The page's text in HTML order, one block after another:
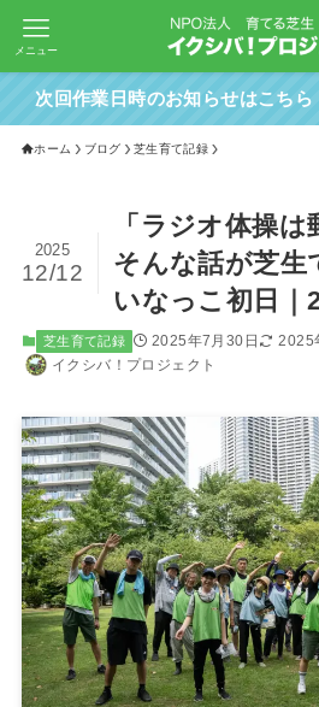
メニュー
次回作業日時のお知らせはこちら
ホーム ブログ 芝生育て記録
「ラジオ体操
そんな話が芝生
いなっこ初日｜
2025
12/12
芝生育て記録 2025年7月30日
2025
イクシバ！プロジェクト